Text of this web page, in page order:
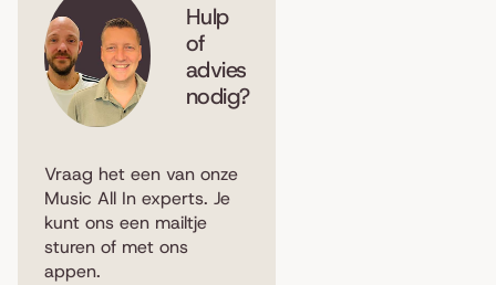
Hulp
of
advies
nodig?
Vraag het een van onze
Music All In experts. Je
kunt ons een mailtje
sturen of met ons
appen.